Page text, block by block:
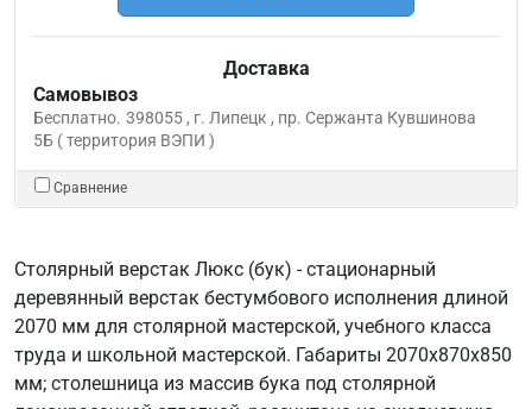
Доставка
Самовывоз
Бесплатно. 398055 , г. Липецк , пр. Сержанта Кувшинова
5Б ( территория ВЭПИ )
Сравнение
Столярный верстак Люкс (бук) - стационарный
деревянный верстак бестумбового исполнения длиной
2070 мм для столярной мастерской, учебного класса
труда и школьной мастерской. Габариты 2070х870х850
мм; столешница из массив бука под столярной